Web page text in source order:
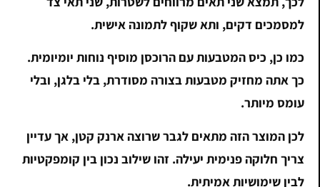
למסמכים דקים, ותא שקוף לתמונה אישית.
כמו כן, כיס המטבעות עם הרוכסן מוסיף נוחות יומיומית.
כך אתה מחזיק מטבעות בצורה מסודרת, בלי בלגן, ובלי
עומס מיותר.
לכן המוצר הזה מתאים לגבר שרוצה ארנק קטן, אך עדיין
צריך חלוקה פנימית יעילה. זהו שילוב נכון בין קומפקטיות
לבין שימושיות אמיתית.